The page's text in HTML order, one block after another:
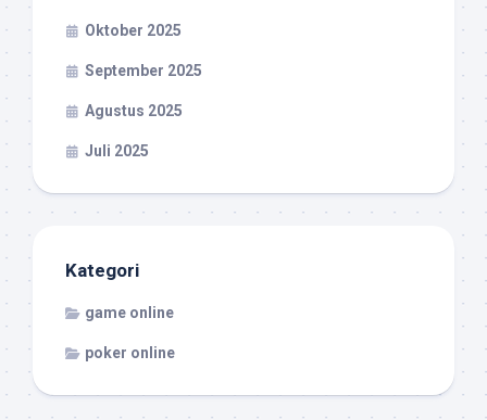
Oktober 2025
September 2025
Agustus 2025
Juli 2025
Kategori
game online
poker online